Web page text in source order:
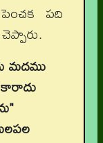
పది
మదము
కారాదు